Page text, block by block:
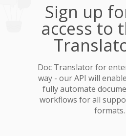
Sign up
access to
Doc Translator for
way - our API will
fully automate
workflows for all
formats.